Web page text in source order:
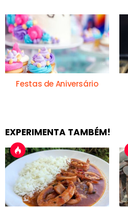
Festas de Aniversário
EXPERIMENTA TAMBÉM!